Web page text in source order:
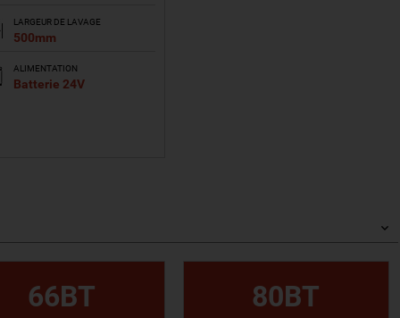
LARGEUR DE LAVAGE
500mm
ALIMENTATION
Batterie 24V
66BT 80BT